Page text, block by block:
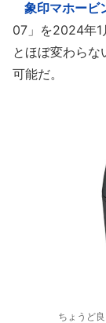
象印マホービ
07」を2024年1
とほぼ変わら
可能だ。
ちょうど